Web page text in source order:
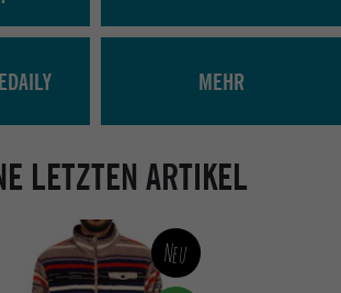
MEHR
LETZTEN ARTIKEL
Neu